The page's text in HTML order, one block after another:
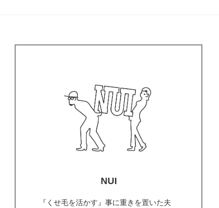
NUI
『くせ毛を活かす』事に重きを置いた夫